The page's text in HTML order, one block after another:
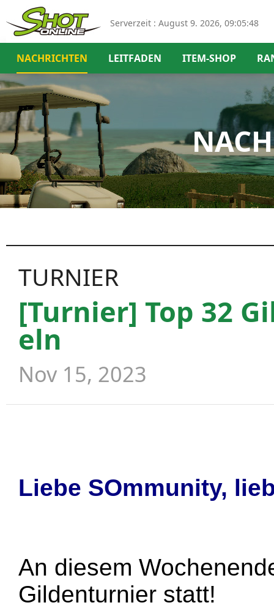
Serverzeit : August 9. 2026, 09:05:49
NACHRICHTEN LEITFADEN ITEM-SHOP
TURNIER
[Turnier] Top 32
eln
Nov 15, 2023
Liebe SOmmunity,
An diesem
Gildenturnier statt!